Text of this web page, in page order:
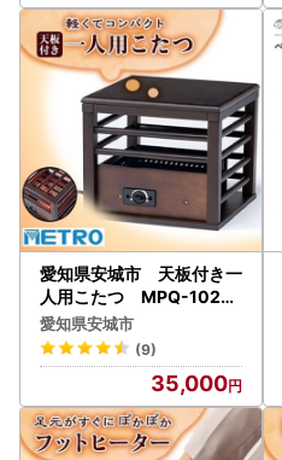
愛知県安城市 天板付き一
人用こたつ MPQ-102B(
B)【1428356】
愛知県安城市
(9)
35,000